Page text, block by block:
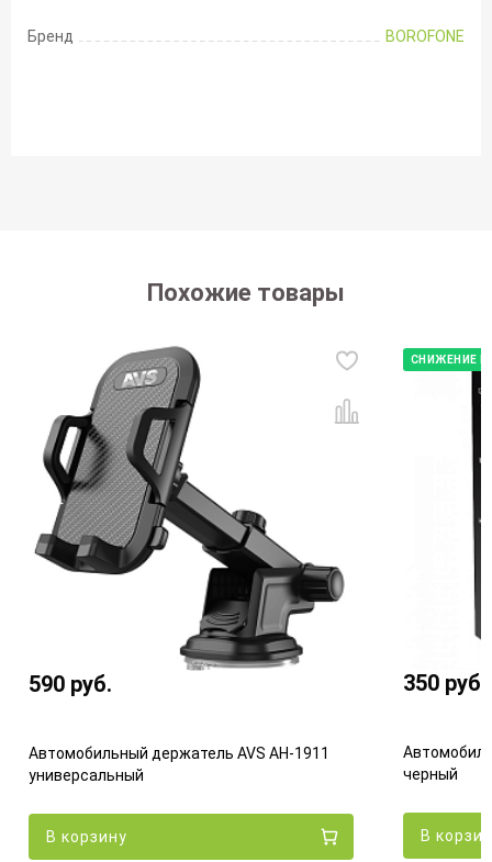
Бренд BOROFONE
Похожие товары
590 руб.
Автомобильный держатель AVS AH-1911
универсальный
В корзину
СНИЖЕНИЕ
350 руб.
черный
В